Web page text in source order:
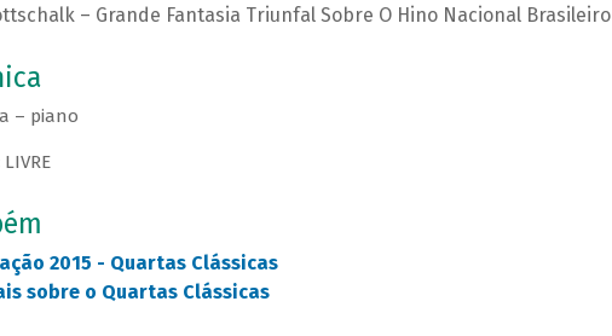
– Grande Fantasia Triunfal Sobre O Hino Nacional Brasileiro
– piano
LIVRE
2015 - Quartas Clássicas
sobre o Quartas Clássicas